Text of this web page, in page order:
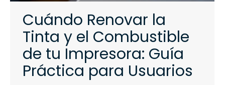
Cuándo Renovar la
Tinta y el Combustible
de tu Impresora: Guía
Práctica para Usuarios